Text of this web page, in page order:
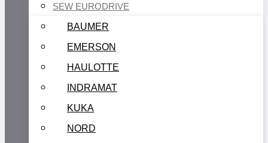
SEW EURODRIVE
BAUMER
EMERSON
HAULOTTE
INDRAMAT
KUKA
NORD